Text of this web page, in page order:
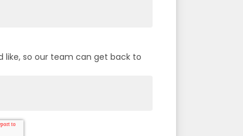
like, so our team can get back to